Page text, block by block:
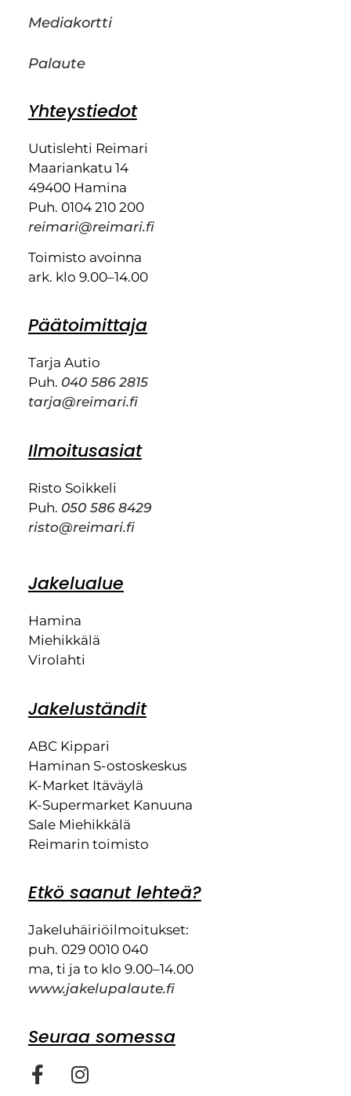
Mediakortti
Palaute
Yhteystiedot
Uutislehti Reimari
Maariankatu 14
49400 Hamina
Puh. 0104 210 200
reimari@reimari.fi
Toimisto avoinna
ark. klo 9.00–14.00
Päätoimittaja
Tarja Autio
Puh. 040 586 2815
tarja@reimari.fi
Ilmoitusasiat
Risto Soikkeli
Puh. 050 586 8429
risto@reimari.fi
Jakelualue
Hamina
Miehikkälä
Virolahti
Jakeluständit
ABC Kippari
Haminan S-ostoskeskus
K-Market Itäväylä
K-Supermarket Kanuuna
Sale Miehikkälä
Reimarin toimisto
Etkö saanut lehteä?
Jakeluhäiriöilmoitukset:
puh. 029 0010 040
ma, ti ja to klo 9.00–14.00
www.jakelupalaute.fi
Seuraa somessa